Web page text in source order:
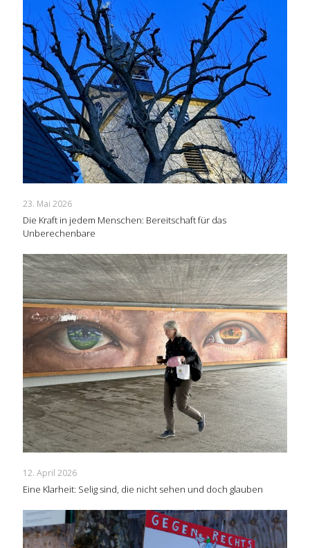
23. Mai 2026
Die Kraft in jedem Menschen: Bereitschaft für das
Unberechenbare
12. April 2026
Eine Klarheit: Selig sind, die nicht sehen und doch glauben